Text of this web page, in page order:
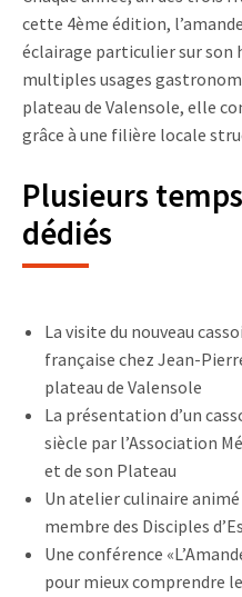
cette 4ème édition,
éclairage particulier sur son
multiples usages
plateau de Valensole, elle
grâce à une filière locale
Plusieurs
dédiés
La visite du nouveau
française chez Jean-
plateau de Valensole
La présentation d’un
siècle par l’Association
et de son Plateau
Un atelier culinaire animé
membre des Disciples
Une conférence
pour mieux comprendre